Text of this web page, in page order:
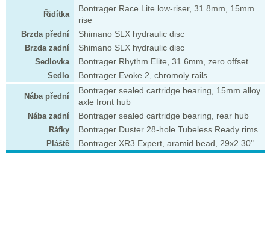
Řidítka
Bontrager Race Lite low-riser, 31.8mm, 15mm
rise
Brzda přední
Shimano SLX hydraulic disc
Brzda zadní
Shimano SLX hydraulic disc
Sedlovka
Bontrager Rhythm Elite, 31.6mm, zero offset
Sedlo
Bontrager Evoke 2, chromoly rails
Nába přední
Bontrager sealed cartridge bearing, 15mm alloy
axle front hub
Nába zadní
Bontrager sealed cartridge bearing, rear hub
Ráfky
Bontrager Duster 28-hole Tubeless Ready rims
Pláště
Bontrager XR3 Expert, aramid bead, 29x2.30"